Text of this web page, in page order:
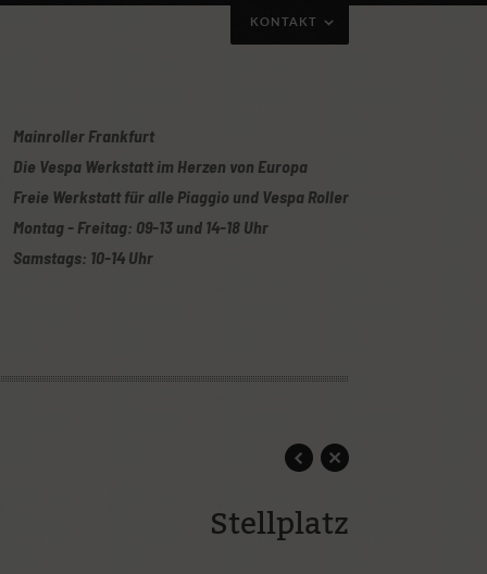
ihr nutzt unser Kontaktformular:
KONTAKT
Mainroller Frankfurt
Die Vespa Werkstatt im Herzen von Europa
Freie Werkstatt für alle Piaggio und Vespa Roller
Montag - Freitag: 09-13 und 14-18 Uhr
Samstags: 10-14 Uhr
Stellplatz